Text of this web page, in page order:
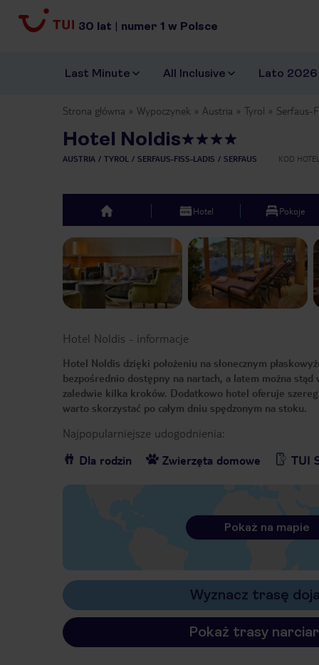
30 lat | numer 1 w Polsce
Last Minute All Inclusive Lato 2026
Strona główna Wypoczynek Austria Tyrol Serfaus-
Hotel Noldis
AUSTRIA TYROL SERFAUS-FISS-LADIS SERFAUS KOD
top Hotel Pokoje
Hotel Noldis - informacje
Hotel Noldis dzięki położeniu na słonecznym
bezpośrednio dostępny na nartach, a latem można
zaledwie kilka kroków. Dodatkowo hotel oferuje
warto skorzystać po całym dniu spędzonym na stoku.
Najpopularniejsze udogodnienia:
Dla rodzin
Zwierzęta domowe TUI
Pokaż na mapie
Wyznacz trasę
Pokaż trasy